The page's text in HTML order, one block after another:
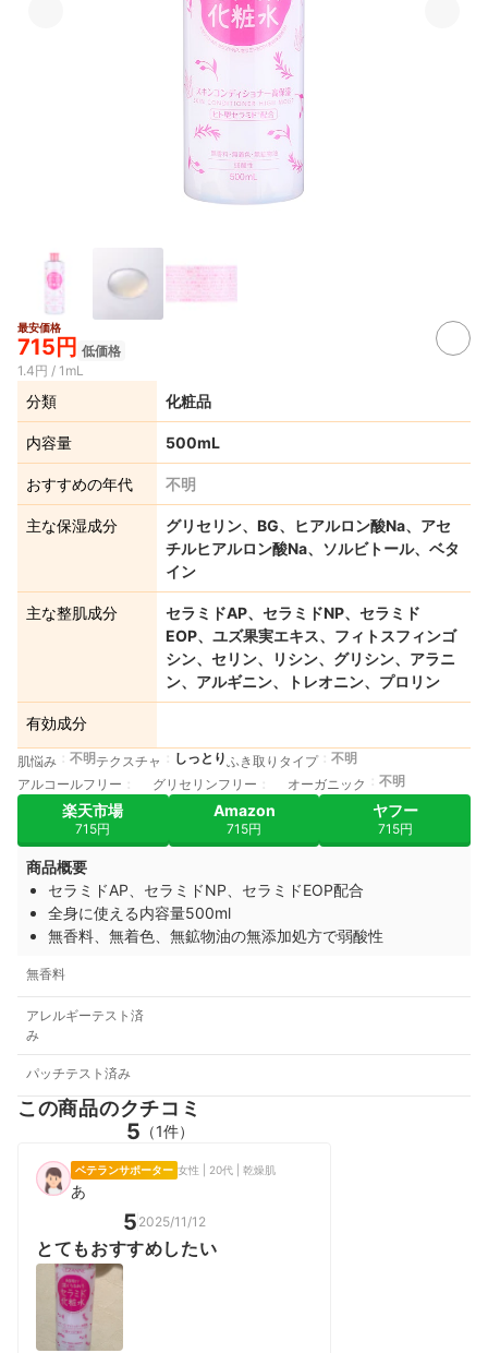
最安価格
715円 低価格
1.4円 / 1mL
分類 化粧品
内容量 500mL
おすすめの年代 不明
主な保湿成分
グリセリン、BG、ヒアルロン酸Na、アセ
チルヒアルロン酸Na、ソルビトール、ベタ
イン
主な整肌成分
セラミドAP、セラミドNP、セラミド
EOP、ユズ果実エキス、フィトスフィンゴ
シン、セリン、リシン、グリシン、アラニ
ン、アルギニン、トレオニン、プロリン
有効成分
肌悩み 不明テクスチャ しっとりふき取りタイプ
不明
アルコールフリー
グリセリンフリー オーガニック 不明
楽天市場
715円
Amazon
715円
ヤフー
715円
商品概要
セラミドAP、セラミドNP、セラミドEOP配合
全身に使える内容量500ml
無香料、無着色、無鉱物油の無添加処方で弱酸性
無香料
アレルギーテスト済
み
パッチテスト済み
この商品のクチコミ
5 （1件）
ベテランサポーター 女性 | 20代 | 乾燥肌
あ
5 2025/11/12
とてもおすすめしたい